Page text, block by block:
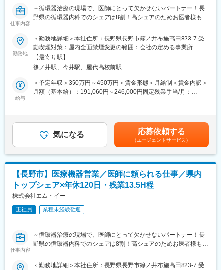
駅、萩原駅(福岡県)、動植物園入口駅、中洲通駅、八尾駅、津久野
駅、新御茶ノ水駅、江古田駅、名城公園駅、近鉄八田駅、神田駅
(鹿児島県)
仕事内容
～循環器治療の現場で、医師にとって欠かせないパートナー！長
野県の循環器内科でのシェアは8割！高シェアのためお医者様も友
です◎～
＼手術現場でサポートするやりがい／
医師やスタッフを支える責任ある仕事です。
難しい症例で機器の使い方をサポートし、手術が無事に終わった
後に「安心してできた、いてくれて助かった」と感謝されること
も。
■お任せする業務
アブレーション治療に使われる医療機器をご案内する営業業務を
・医療従事者へ、製品の特長・メリット・他社製品との違いをお
伝えし、治療に合った最適な機器を提案する
・手術・治療に立ち会い、機器の使い方やセッティングをサポー
ト
・定期訪問を通じて医師や看護師など多職種と関係性を深める
＜社員の7割は医療業界未経験で入社＞
先輩社員との同行期間を半年以上設けており、未経験の方も安心
して成長できる環境です。ディーラー営業、不動産営業、家電量
販店の販売スタッフなど、異業界出身者が多数活躍しています。
■具体的な研修の流れ
勤務地
＜勤務地詳細＞本社住所：長野県長野市篠ノ井布施高田823-7 受
動喫煙対策：屋内全面禁煙変更の範囲：会社の定める事業所
【最寄り駅】
篠ノ井駅、今井駅、屋代高校前駅
給与
＜予定年収＞350万円～450万円＜賃金形態＞月給制＜賃金内訳＞
月額（基本給）：191,060円～246,000円固定残業手当/月：
給：年1回（4月）■賞与：年2回 ※夏1.5ヶ月、冬1.5ヶ月、合計3
ヶ月（2025年実績）※賞与は業績変動制■営業成績により営業イン
センティブを支給賃金はあくまでも目安の金額であり、選考を通
じて上下する可能性があります。月給(月額)は固定手当を含めた表
記です。
気になる 応募依頼する
（エージェントサービス）
【長野市】医療機器営業／医師に頼られる仕事／県内
トップシェア×年休120日・残業13.5H程
株式会社エム・イー
正社員 業種未経験歓迎
仕事内容
～循環器治療の現場で、医師にとって欠かせないパートナー！長
野県の循環器内科でのシェアは8割！高シェアのためお医者様も友
です◎～
＜勤務地詳細＞本社住所：長野県長野市篠ノ井布施高田823-7 受